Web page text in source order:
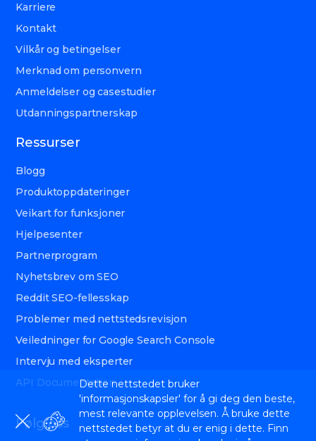
Karriere
Kontakt
Vilkår og betingelser
Merknad om personvern
Anmeldelser og casestudier
Utdanningspartnerskap
Ressurser
Blogg
Produktoppdateringer
Veikart for funksjoner
Hjelpesenter
Partnerprogram
Nyhetsbrev om SEO
Reddit SEO-fellesskap
Problemer med nettstedsrevisjon
Veiledninger for Google Search Console
Intervju med eksperter
API Documentation
Følg oss
Dette nettstedet bruker
'informasjonskapsler' for å gi deg den beste,
mest relevante opplevelsen. Å bruke dette
nettstedet betyr at du er enig i dette. Finn